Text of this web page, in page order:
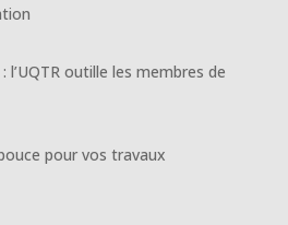
outille les membres de
pour vos travaux